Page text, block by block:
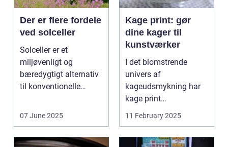
Der er flere fordele
ved solceller
Solceller er et
miljøvenligt og
bæredygtigt alternativ
til konventionelle
07 June 2025
Kage print: gør
dine kager til
kunstværker
I det blomstrende
univers af
kageudsmykning har
kage print
revolutioneret måden,
11 February 2025